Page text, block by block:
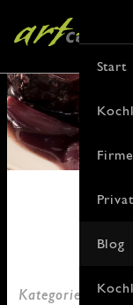
Kategorie: Aus
Start
Blog